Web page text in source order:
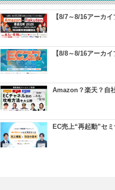
【8/7～8/16アーカ
【8/8～8/16アーカ
Amazon？楽天？自
EC売上“再起動”セ